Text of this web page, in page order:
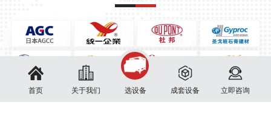
首页 关于我们 选设备 成套设备 立即咨询